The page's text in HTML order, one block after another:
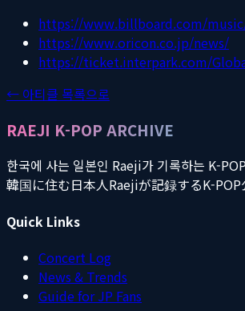
https://www.billboard.com/
https://www.oricon.co.jp/news/
https://ticket.interpark.com/
← 아티클 목록으로
RAEJI K-POP ARCHIVE
한국에 사는 일본인 Raeji가 기록하는 K-
韓国に住む日本人Raejiが記録するK-POP
Quick Links
Concert Log
News & Trends
Guide for JP Fans